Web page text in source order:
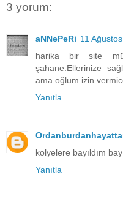
3 yorum:
aNNePeRi 11
harika bir site
şahane.Ellerinize
ama oğlum izin
Yanıtla
kolyelere bayıldım
Yanıtla